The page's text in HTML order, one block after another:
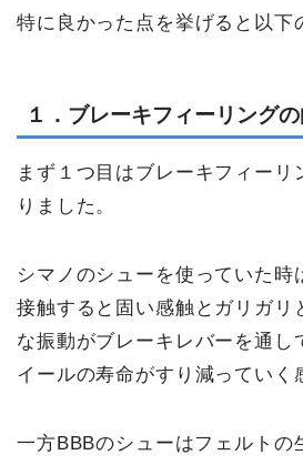
特に良かった点を挙げると以下
１．ブレーキフィーリング
まず１つ目はブレーキフィーリ
りました。
シマノのシューを使っていた時
接触すると固い感触とガリガリ
な振動がブレーキレバーを通し
イールの寿命がすり減っていく
一方BBBのシューはフェルトの